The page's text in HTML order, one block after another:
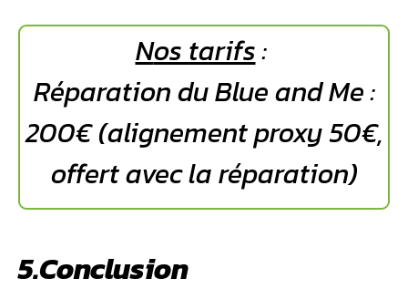
Nos tarifs:
Réparation du Blue and Me :
200€ (alignement proxy 50€,
offert avec la réparation)
5.Conclusion